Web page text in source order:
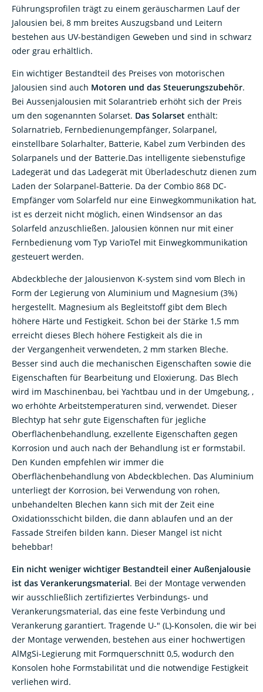
Jalousien bei, 8 mm breites Auszugsband und Leitern
bestehen aus UV-beständigen Geweben und sind in schwarz
oder grau erhältlich.
Jalousien sind auchMotoren und das Steuerungszubehör
Bei Aussenjalousien mit Solarantrieb erhöht sich der Preis
um den sogenannten Solarset.Das Solarset enthält:
Solarnatrieb, Fernbedienungempfänger, Solarpanel,
einstellbare Solarhalter, Batterie, Kabel zum Verbinden des
Solarpanels und der Batterie.Das intelligente siebenstufige
Ladegerät und das Ladegerät mit Überladeschutz dienen zum
Laden der Solarpanel-Batterie. Da der Combio 868 DC-
Empfänger vom Solarfeld nur eine Einwegkommunikation hat,
ist es derzeit nicht möglich, einen Windsensor an das
Solarfeld anzuschließen. Jalousien können nur mit einer
Fernbedienung vom Typ VarioTel mit Einwegkommunikation
gesteuert werden.
Form der Legierung von Aluminium und Magnesium (3%)
hergestellt. Magnesium als Begleitstoff gibt dem Blech
höhere Härte und Festigkeit. Schon bei der Stärke 1,5 mm
erreicht dieses Blech höhere Festigkeit als die in
der Vergangenheit verwendeten, 2 mm starken Bleche.
Besser sind auch die mechanischen Eigenschaften sowie die
Eigenschaften für Bearbeitung und Eloxierung. Das Blech
wird im Maschinenbau, bei Yachtbau und in der Umgebung, ,
wo erhöhte Arbeitstemperaturen sind, verwendet. Dieser
Blechtyp hat sehr gute Eigenschaften für jegliche
Oberflächenbehandlung, exzellente Eigenschaften gegen
Korrosion und auch nach der Behandlung ist er formstabil.
Den Kunden empfehlen wir immer die
Oberflächenbehandlung von Abdeckblechen. Das Aluminium
unterliegt der Korrosion, bei Verwendung von rohen,
unbehandelten Blechen kann sich mit der Zeit eine
Oxidationsschicht bilden, die dann ablaufen und an der
Fassade Streifen bilden kann. Dieser Mangel ist nicht
behebbar!
ist das Verankerungsmaterial. Bei der Montage verwenden
wir ausschließlich zertifiziertes Verbindungs- und
Verankerungsmaterial, das eine feste Verbindung und
Verankerung garantiert. Tragende U-" (L)-Konsolen, die wir bei
der Montage verwenden, bestehen aus einer hochwertigen
AlMgSi-Legierung mit Formquerschnitt 0,5, wodurch den
Konsolen hohe Formstabilität und die notwendige Festigkeit
verliehen wird.